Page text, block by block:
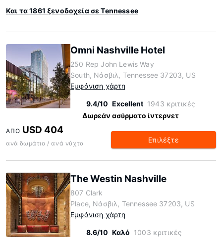
Και τα 1861 ξενοδοχεία σε Tennessee
Omni Nashville Hotel
250 Rep John Lewis Way
South, Νάσβιλ, Tennessee 37203, US
Εμφάνιση χάρτη
9.4/10 Excellent 1943 κριτικές
Δωρεάν ασύρματο ίντερνετ
ΑΠΌ USD 404
ανά δωμάτιο / ανά νύχτα Επιλέξτε
The Westin Nashville
807 Clark
Place, Νάσβιλ, Tennessee 37203, US
Εμφάνιση χάρτη
8.6/10 Καλό 1003 κριτικές